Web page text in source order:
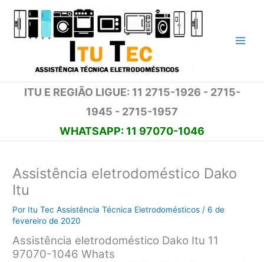
para
ITU E REGIÃO LIGUE: 11 2715-1926 - 2715-
1945 - 2715-1957
WHATSAPP: 11 97070-1046
Assistência eletrodoméstico Dako
Itu
Por Itu Tec Assistência Técnica Eletrodomésticos /6 de
fevereiro de 2020
Assistência eletrodoméstico Dako Itu 11
97070-1046 Whats